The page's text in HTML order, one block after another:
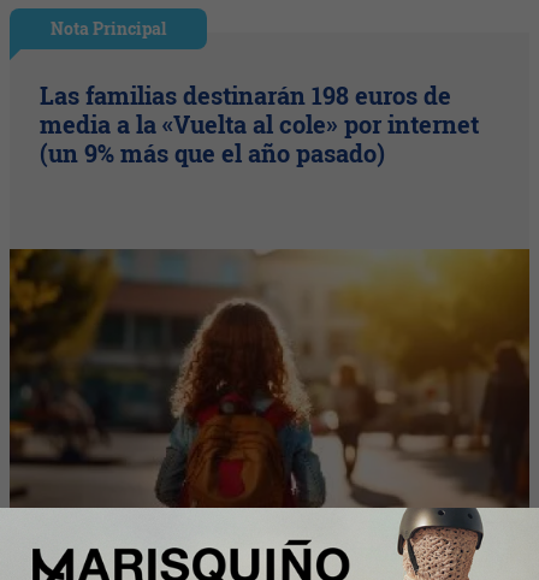
Nota Principal
Las familias destinarán 198 euros de
media a la «Vuelta al cole» por internet
(un 9% más que el año pasado)